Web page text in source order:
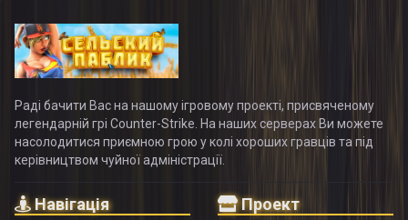
Раді бачити Вас на нашому ігровому проекті, присвяченому
легендарній грі Counter-Strike. На наших серверах Ви можете
насолодитися приємною грою у колі хороших гравців та під
керівництвом чуйної адміністрації.
Навігація Проект